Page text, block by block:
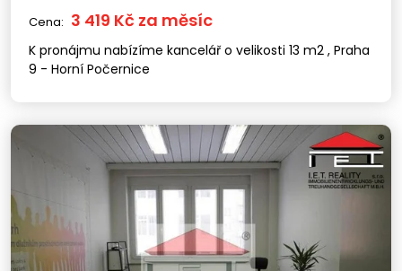
Cena: 3 419 Kč za měsíc
K pronájmu nabízíme kancelář o velikosti 13 m2 , Praha
9 - Horní Počernice